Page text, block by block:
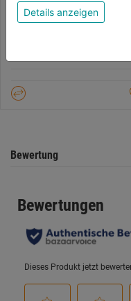
0.0 (0)
5
Bewertung
anzeigen" findest du
unterschiedlichen
Konfigurieren"
du zulassen
Details anzeigen